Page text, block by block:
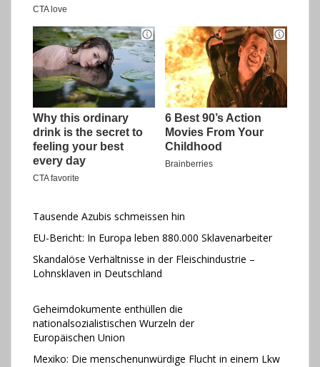
Tausende Azubis schmeissen hin
EU-Bericht: In Europa leben 880.000 Sklavenarbeiter
Skandalöse Verhältnisse in der Fleischindustrie –
Lohnsklaven in Deutschland
Geheimdokumente enthüllen die
nationalsozialistischen Wurzeln der
Europäischen Union
Mexiko: Die menschenunwürdige Flucht in einem Lkw